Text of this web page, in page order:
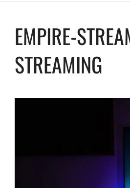
EMPIRE-
STREAMING